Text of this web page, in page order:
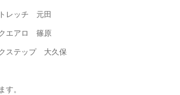
レッチ 元田
エアロ 篠原
ステップ 大久保
す。